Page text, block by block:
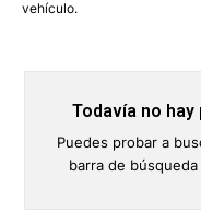
vehículo.
Todavía no
Puedes probar a
barra de